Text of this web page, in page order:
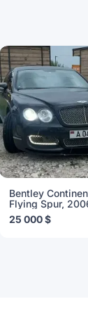
Bentley
Flying Spur,
25 000 $